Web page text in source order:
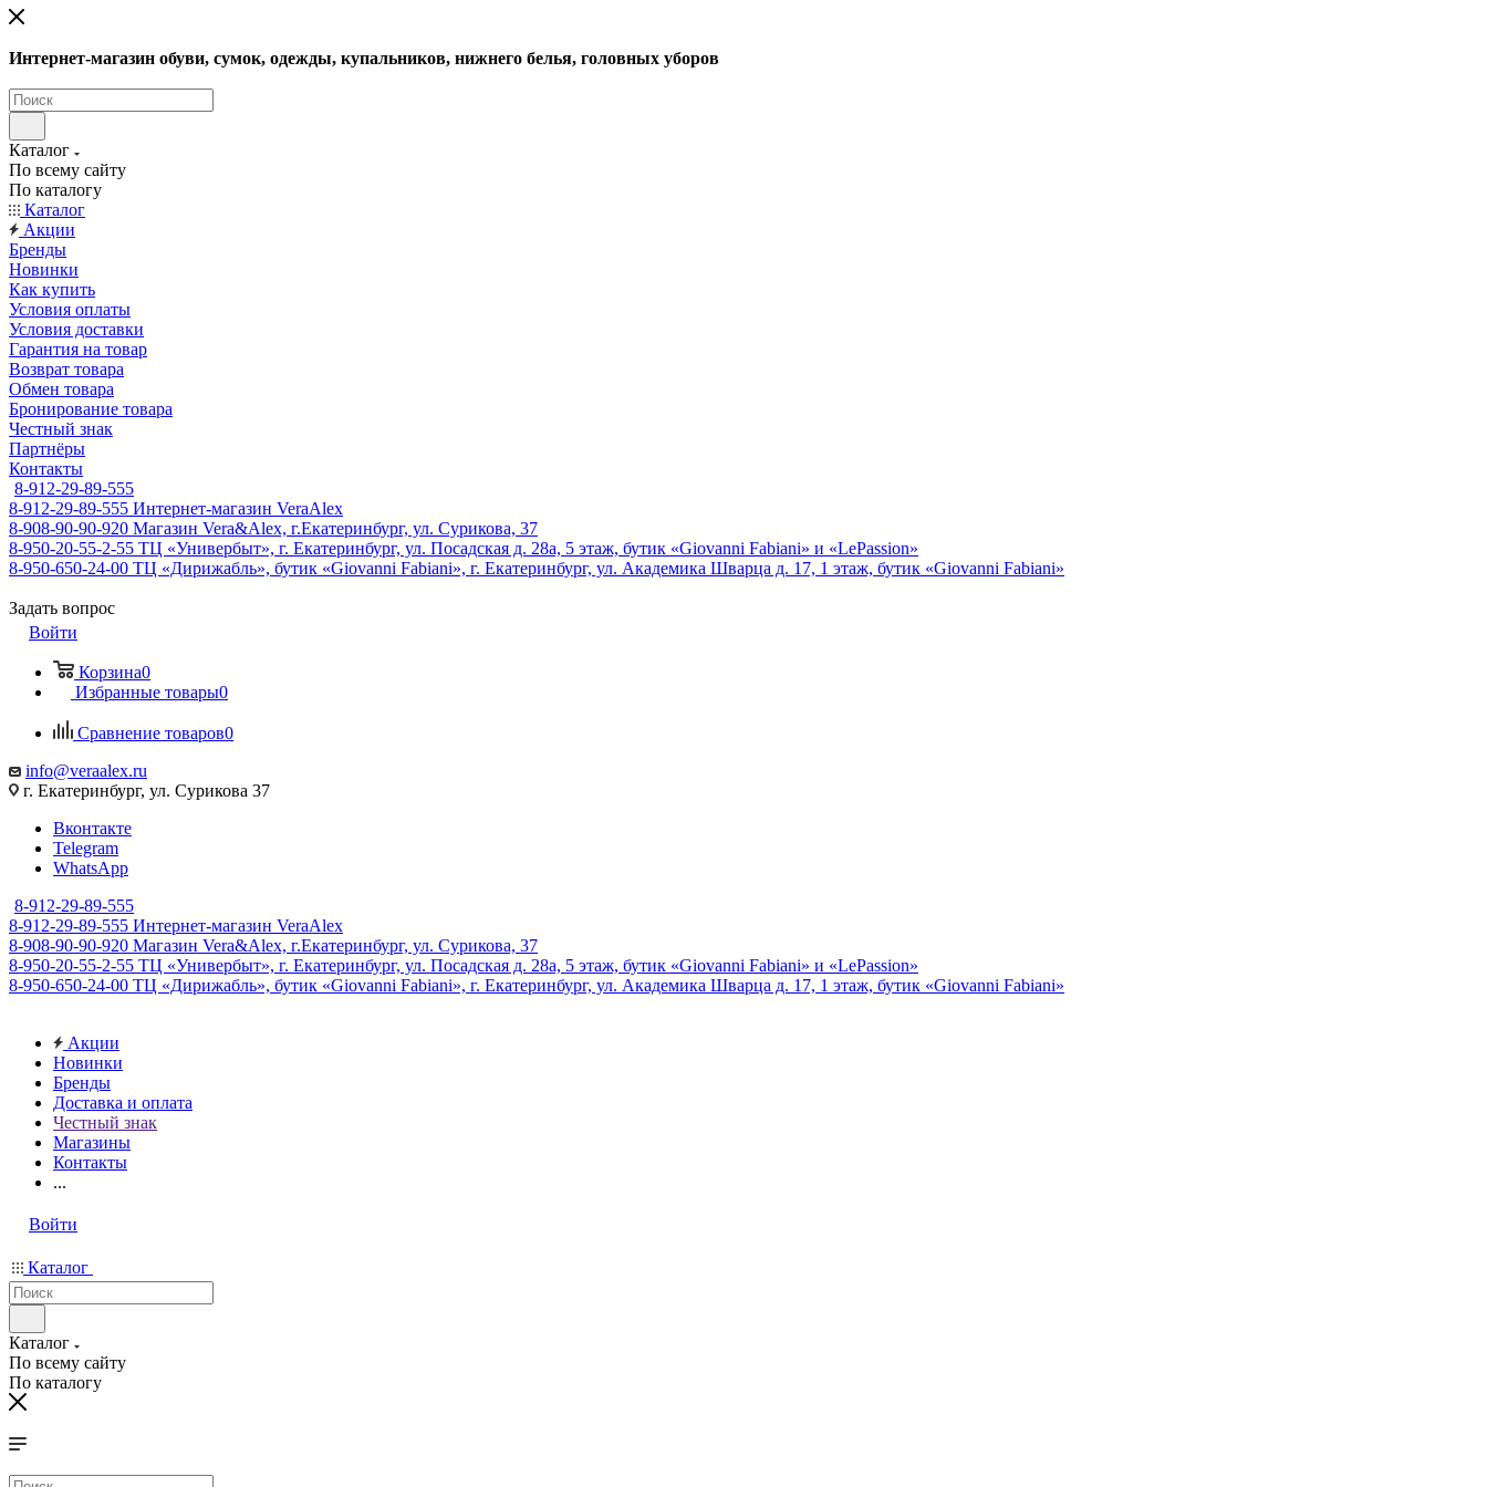
Интернет-магазин обуви, сумок, одежды, купальников, нижнего белья, головных уборов
Каталог
По всему сайту
По каталогу
Каталог
Акции
Бренды
Новинки
Как купить
Условия оплаты
Условия доставки
Гарантия на товар
Возврат товара
Обмен товара
Бронирование товара
Честный знак
Партнёры
Контакты
8-912-29-89-555
8-912-29-89-555 Интернет-магазин VeraAlex
8-908-90-90-920 Магазин Vera&Alex, г.Екатеринбург, ул. Сурикова, 37
8-950-20-55-2-55 ТЦ «Универбыт», г. Екатеринбург, ул. Посадская д. 28а, 5 этаж, бутик «Giovanni Fabiani» и «LePassion»
8-950-650-24-00 ТЦ «Дирижабль», бутик «Giovanni Fabiani», г. Екатеринбург, ул. Академика Шварца д. 17, 1 этаж, бутик «Giovanni Fabiani»
Задать вопрос
Войти
Корзина0
Избранные товары0
Сравнение товаров0
info@veraalex.ru
г. Екатеринбург, ул. Сурикова 37
Вконтакте
Telegram
WhatsApp
8-912-29-89-555
8-912-29-89-555 Интернет-магазин VeraAlex
8-908-90-90-920 Магазин Vera&Alex, г.Екатеринбург, ул. Сурикова, 37
8-950-20-55-2-55 ТЦ «Универбыт», г. Екатеринбург, ул. Посадская д. 28а, 5 этаж, бутик «Giovanni Fabiani» и «LePassion»
8-950-650-24-00 ТЦ «Дирижабль», бутик «Giovanni Fabiani», г. Екатеринбург, ул. Академика Шварца д. 17, 1 этаж, бутик «Giovanni Fabiani»
Акции
Новинки
Бренды
Доставка и оплата
Честный знак
Магазины
Контакты
...
Войти
Каталог
Каталог
По всему сайту
По каталогу